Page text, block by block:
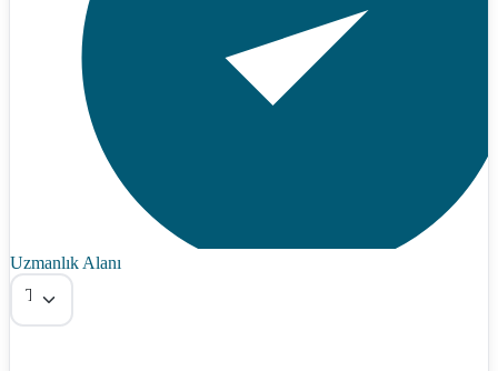
Uzmanlık Alanı
Tümü